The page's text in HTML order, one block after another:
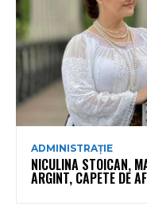
ADMINISTRAȚIE
NICULINA STOICAN,
ARGINT, CAPETE DE